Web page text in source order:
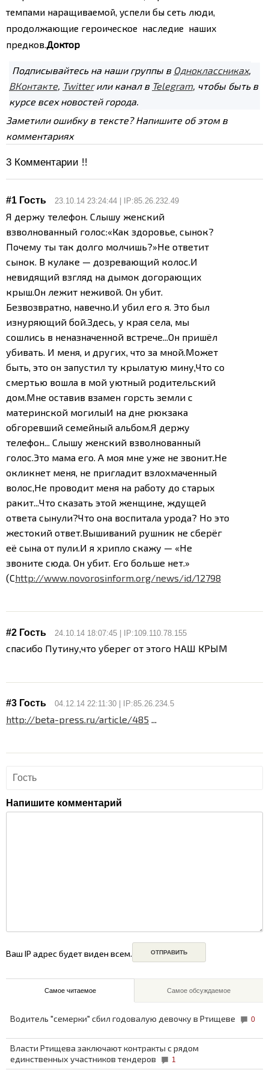
темпами наращиваемой, успели бы сеть люди,
продолжающие героическое наследие наших
предков. Доктор
Подписывайтесь на наши группы в Одноклассниках,
ВКонтакте, Twitterили канал в Telegram, чтобы быть в
курсе всех новостей города.
Заметили ошибку в тексте? Напишите об этом в
комментариях
3 Комментарии !!
#1 Гость 23.10.14 23:24:44 | IP:85.26.232.49
Я держу телефон. Слышу женский
взволнованный голос:«Как здоровье, сынок?
Почему ты так долго молчишь?»Не ответит
сынок. В кулаке — дозревающий колос. И
невидящий взгляд на дымок догорающих
крыш.Он лежит неживой. Он убит.
Безвозвратно, навечно. И убил его я. Это был
изнуряющий бой.Здесь, у края села, мы
сошлись в неназначенной встрече... Он пришёл
убивать. И меня, и других, что за мной. Может
быть, это он запустил ту крылатую мину, Что со
смертью вошла в мой уютный родительский
дом. Мне оставив взамен горсть земли с
материнской могилыИ на дне рюкзака
обгоревший семейный альбом.Я держу
телефон... Слышу женский взволнованный
голос. Это мама его. А моя мне уже не звонит. Не
окликнет меня, не пригладит взлохмаченный
волос, Не проводит меня на работу до старых
ракит... Что сказать этой женщине, ждущей
ответа сынули?Что она воспитала урода? Но это
жестокий ответ. Вышиваний рушник не сберёг
её сына от пули. И я хрипло скажу — «Не
звоните сюда. Он убит. Его больше нет.»
(Сhttp://www.novorosinform.org/news/id/12798
#2 Гость 24.10.14 18:07:45 | IP:109.110.78.155
спасибо Путину,что уберег от этого НАШ КРЫМ
#3 Гость 04.12.14 22:11:30 | IP:85.26.234.5
http://beta-press.ru/article/485 ...
Напишите комментарий
Ваш IP адрес будет виден всем.
Самое читаемое Самое обсуждаемое
Водитель "семерки" сбил годовалую девочку в Ртищеве 0
Власти Ртищева заключают контракты с рядом
единственных участников тендеров
1